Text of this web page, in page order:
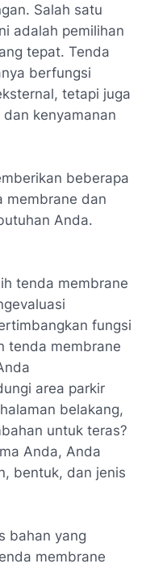
Salah satu
adalah pemilihan
tepat. Tenda
berfungsi
tetapi juga
kenyamanan
beberapa
membrane dan
Anda.
tenda membrane
fungsi
tenda membrane
area parkir
belakang,
untuk teras?
Anda, Anda
bentuk, dan jenis
bahan yang
membrane